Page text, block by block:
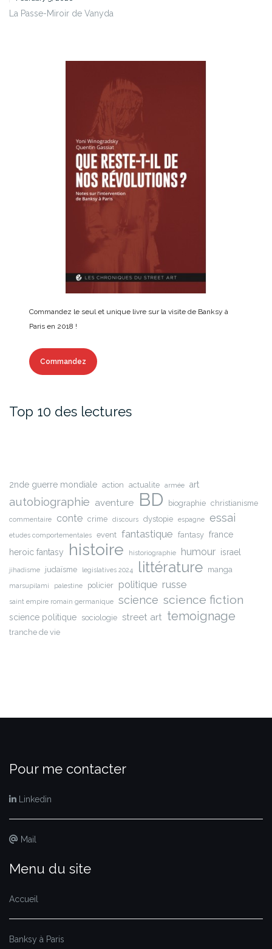
La Passe-Miroir de Vanyda
Commandez le seul et unique livre sur la visite de Banksy à
Paris en 2018 !
Commandez
Top 10 des lectures
2nde guerre mondiale action actualite armée art
autobiographie aventure BD biographie christianisme
commentaire conte crime discours dystopie espagne essai
etudes comportementales event fantastique fantasy france
heroic fantasy
histoire historiographie humour israel
jihadisme judaïsme legislatives 2024 littérature manga
marsupilami palestine policier politique russe
saint empire romain germanique science science fiction
science politique sociologie street art temoignage
tranche de vie
Pour me contacter
Linkedin
Mail
Menu du site
Accueil
Banksy à Paris